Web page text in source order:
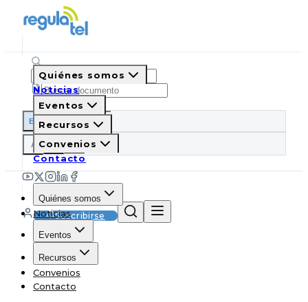
ES IT
A A A
Suscribirse
Quiénes somos
Noticias
Eventos
Recursos
Convenios
Contacto
Quiénes somos
Noticias
Eventos
Recursos
Convenios
Contacto